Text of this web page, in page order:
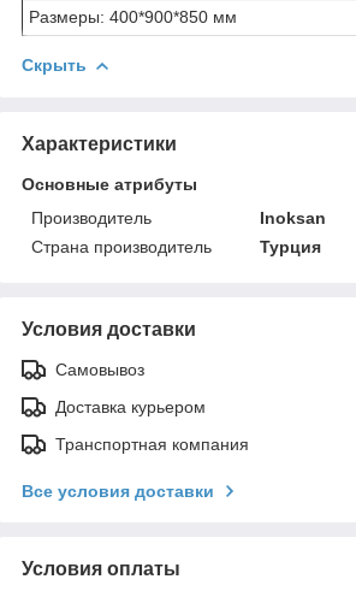
Размеры: 400*900*850 мм
Скрыть
Характеристики
Основные атрибуты
Производитель
Inoksan
Страна производитель
Турция
Условия доставки
Самовывоз
Доставка курьером
Транспортная компания
Все условия доставки
Условия оплаты